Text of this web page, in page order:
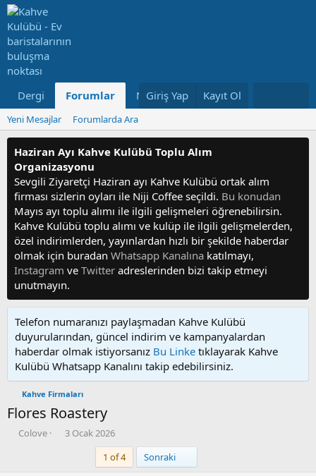
Dergi Forumlar Neler Yeni Kullanıcılar
Giriş Yap Kayıt Ol
Yeni Mesajlar Forumlarda Ara
Haziran Ayı Kahve Kulübü Toplu Alım
Organizasyonu
Sevgili Ziyaretçi Haziran ayı Kahve Kulübü ortak alım
firması sizlerin oyları ile Niji Coffee seçildi. Bu konudan
Mayıs ayı toplu alımı ile ilgili gelişmeleri öğrenebilirsin.
Kahve Kulübü toplu alımı ve kulüp ile ilgili gelişmelerden,
özel indirimlerden, yayınlardan hızlı bir şekilde haberdar
olmak için buradan Whatsapp Kanalına katılmayı,
Instagram ve Twitter adreslerinden bizi takip etmeyi
unutmayın.
Telefon numaranızı paylaşmadan Kahve Kulübü
duyurularından, güncel indirim ve kampanyalardan
haberdar olmak istiyorsanız Bu Linke tıklayarak Kahve
Kulübü Whatsapp Kanalını takip edebilirsiniz.
Kahve Firmaları
Flores Roastery
K
Colove
B
3 Ocak 2026
1 of 4
Sonraki